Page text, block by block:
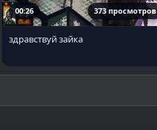
00:26 373 просмотров
здравствуй зайка